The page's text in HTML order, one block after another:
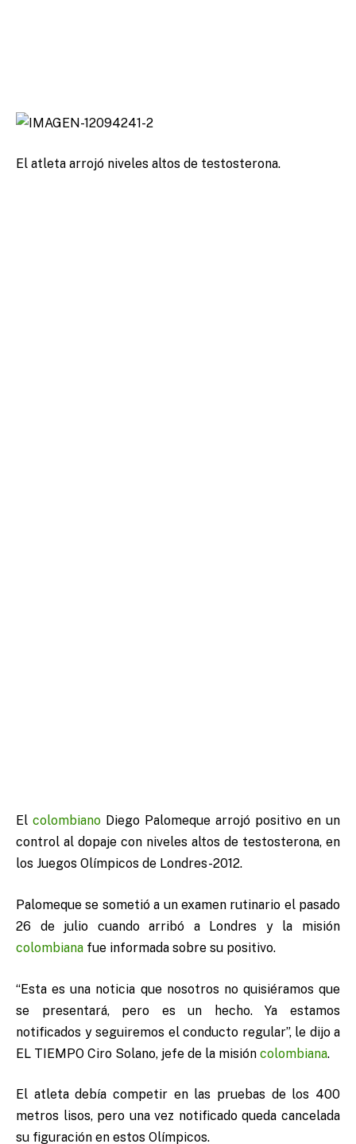
El atleta arrojó niveles altos de testosterona.
El colombiano Diego Palomeque arrojó positivo en un
control al dopaje con niveles altos de testosterona, en
los Juegos Olímpicos de Londres-2012.
Palomeque se sometió a un examen rutinario el pasado
26 de julio cuando arribó a Londres y la misión
colombiana fue informada sobre su positivo.
“Esta es una noticia que nosotros no quisiéramos que
se presentará, pero es un hecho. Ya estamos
notificados y seguiremos el conducto regular”, le dijo a
EL TIEMPO Ciro Solano, jefe de la misión colombiana.
El atleta debía competir en las pruebas de los 400
metros lisos, pero una vez notificado queda cancelada
su figuración en estos Olímpicos.